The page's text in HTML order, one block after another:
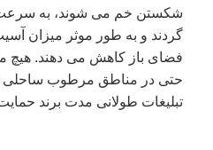
شکستن خم می شوند، به سرعت
گردند و به طور موثر میزان
فضای باز کاهش می دهند. هیچ
حتی در مناطق مرطوب ساحلی
تبلیغات طولانی مدت برند